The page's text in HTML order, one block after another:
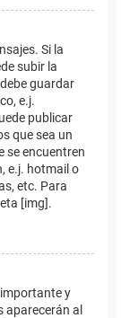
Si la
subir la
guardar
e.j.
publicar
que sea un
se encuentren
e.j. hotmail o
etc. Para
[img].
y
aparecerán al